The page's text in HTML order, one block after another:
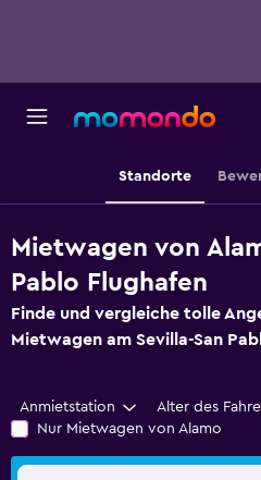
Standorte
Mietwagen von
Pablo Flughafen
Finde und vergleiche tolle
Mietwagen am Sevilla-San
Anmietstation Alter des
Nur Mietwagen von Alamo